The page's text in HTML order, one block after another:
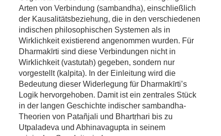
Arten von Verbindung (sambandha), einschließlich
der Kausalitätsbeziehung, die in den verschiedenen
indischen philosophischen Systemen als in
Wirklichkeit existierend angenommen wurden. Für
Dharmakīrti sind diese Verbindungen nicht in
Wirklichkeit (vastutaḥ) gegeben, sondern nur
vorgestellt (kalpita). In der Einleitung wird die
Bedeutung dieser Widerlegung für Dharmakīrti’s
Logik hervorgehoben. Damit ist ein zentrales Stück
in der langen Geschichte indischer sambandha-
Theorien von Patañjali und Bhartṛhari bis zu
Utpaladeva und Abhinavagupta in seinem